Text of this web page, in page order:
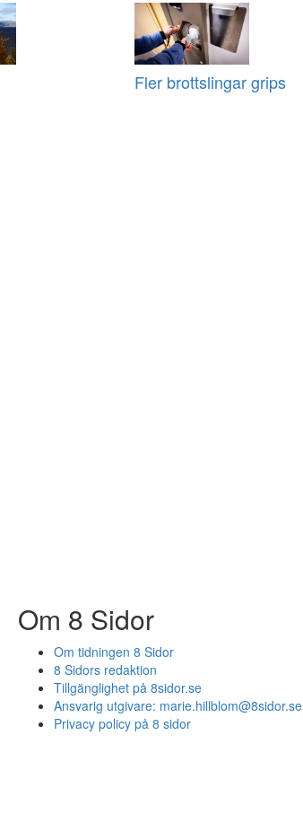
Fler brottslingar grips
Om 8 Sidor
Om tidningen 8 Sidor
8 Sidors redaktion
Tillgänglighet på 8sidor.se
Ansvarig utgivare: marie.hillblom@8sidor.se
Privacy policy på 8 sidor